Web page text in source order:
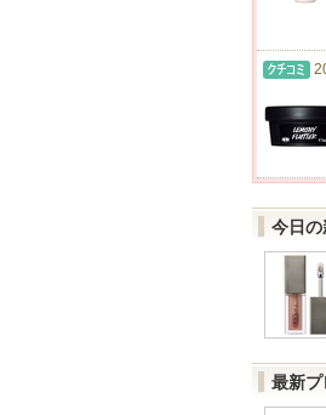
今日の
最新プ